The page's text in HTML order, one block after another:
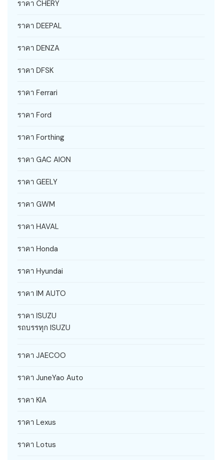
ราคา CHERY
ราคา DEEPAL
ราคา DENZA
ราคา DFSK
ราคา Ferrari
ราคา Ford
ราคา Forthing
ราคา GAC AION
ราคา GEELY
ราคา GWM
ราคา HAVAL
ราคา Honda
ราคา Hyundai
ราคา IM AUTO
ราคา ISUZU
รถบรรทุก ISUZU
ราคา JAECOO
ราคา JuneYao Auto
ราคา KIA
ราคา Lexus
ราคา Lotus